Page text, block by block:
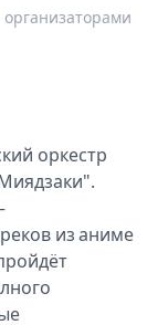
оркестр
из аниме